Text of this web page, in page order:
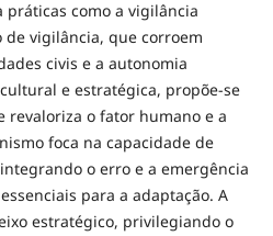
práticas como a vigilância
vigilância, que corroem
civis e a autonomia
e estratégica, propõe-se
revaloriza o fator humano e a
foca na capacidade de
o erro e a emergência
para a adaptação. A
estratégico, privilegiando o